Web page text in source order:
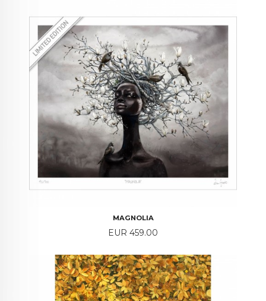
MAGNOLIA
Price
EUR 459.00